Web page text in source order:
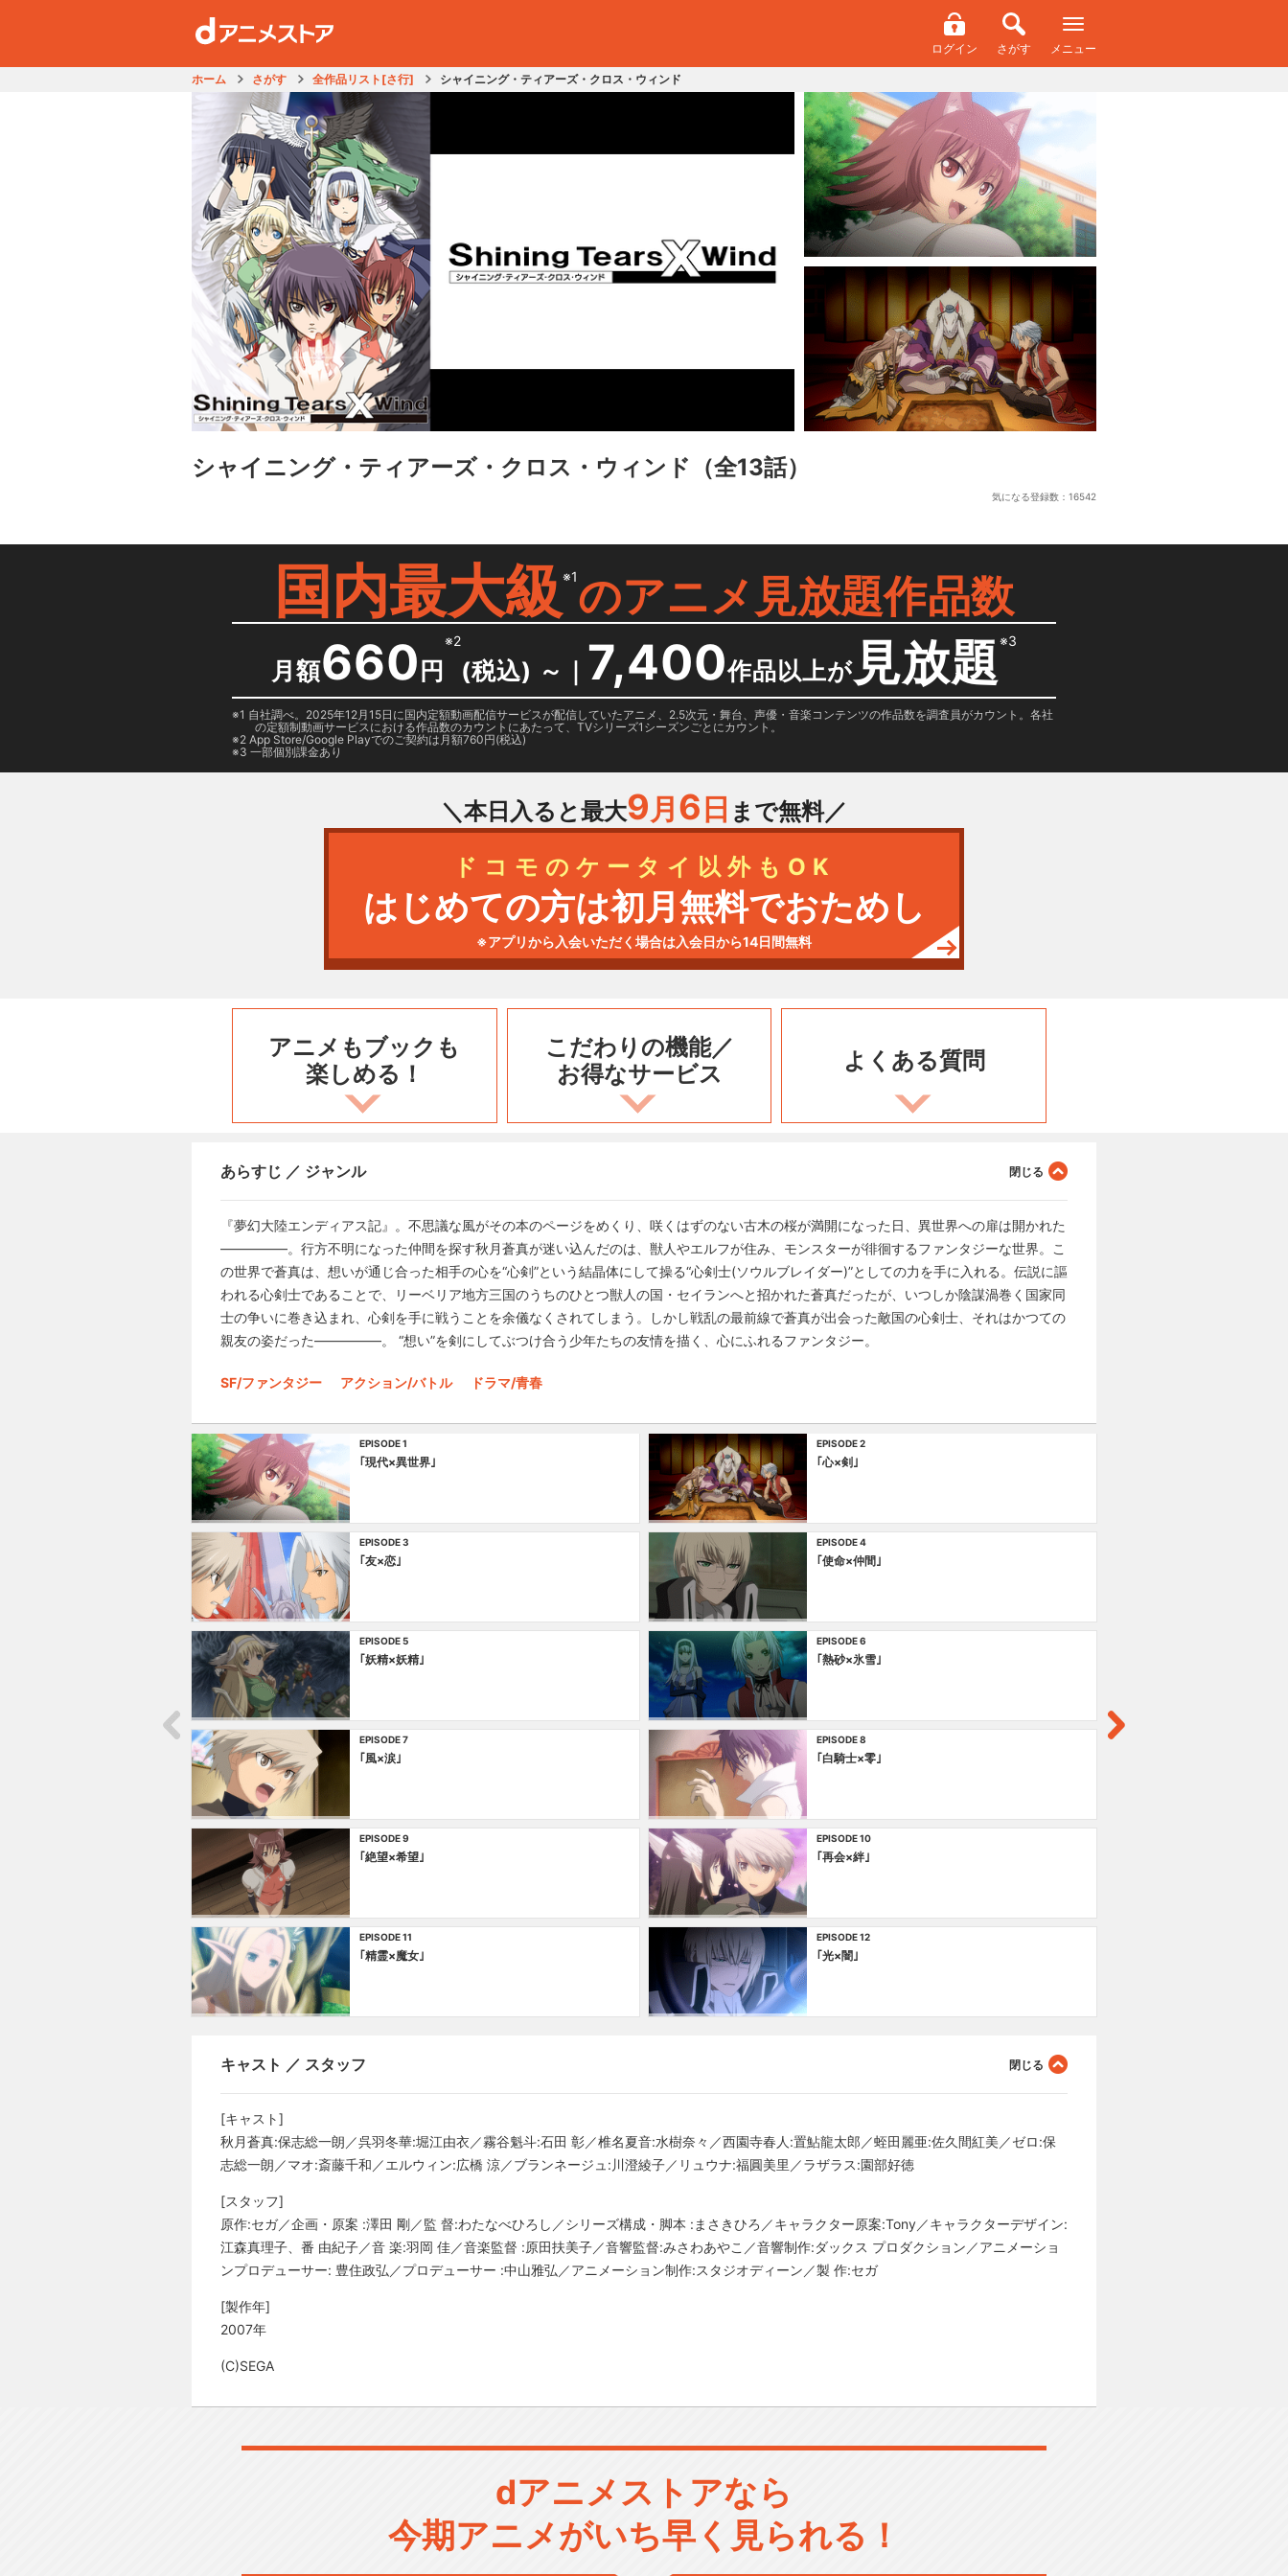
ログイン さがす メニュー
ホーム さがす 全作品リスト[さ行] シャイニング・ティアーズ・クロス・ウィンド
シャイニング・ティアーズ・クロス・ウィンド （全13話）
気になる登録数： 16542
国内最大級 ※1のアニメ見放題作品数
月額660 円
※2
(税込) ～ ｜ 7,400作品以上が 見放題※3
1 自社調べ。2025年12月15日に国内定額動画配信サービスが配信していたアニメ、2.5次元・舞台、声優・音楽コンテンツの作品数を調査員がカウント。各社
の定額制動画サービスにおける作品数のカウントにあたって、TVシリーズ1シーズンごとにカウント。
2 App Store/Google Playでのご契約は月額760円(税込)
3 一部個別課金あり
＼本日入ると最大9月 6 日 まで無料／
ドコモのケータイ以外もOK
はじめての方は初月無料でおためし
※アプリから入会いただく場合は入会日から14日間無料
アニメもブックも
楽しめる！
こだわりの機能／
お得なサービス
よくある質問
あらすじ ／ ジャンル
『夢幻大陸エンディアス記』。不思議な風がその本のページをめくり、咲くはずのない古木の桜が満開になった日、異世界への扉は開かれた
―――――。行方不明になった仲間を探す秋月蒼真が迷い込んだのは、獣人やエルフが住み、モンスターが徘徊するファンタジーな世界。こ
の世界で蒼真は、想いが通じ合った相手の心を“心剣”という結晶体にして操る“心剣士(ソウルブレイダー)”としての力を手に入れる。伝説に謳
われる心剣士であることで、リーベリア地方三国のうちのひとつ獣人の国・セイランへと招かれた蒼真だったが、いつしか陰謀渦巻く国家同
士の争いに巻き込まれ、心剣を手に戦うことを余儀なくされてしまう。しかし戦乱の最前線で蒼真が出会った敵国の心剣士、それはかつての
親友の姿だった―――――。 “想い”を剣にしてぶつけ合う少年たちの友情を描く、心にふれるファンタジー。
SF/ファンタジー アクション/バトル ドラマ/青春
EPISODE 1
｢現代×異世界｣
EPISODE 2
｢心×剣｣
EPISODE 3
｢友×恋｣
EPISODE 4
｢使命×仲間｣
EPISODE 5
｢妖精×妖精｣
EPISODE 6
｢熱砂×氷雪｣
EPISODE 7
｢風×涙｣
EPISODE 8
｢白騎士×零｣
EPISODE 9
｢絶望×希望｣
EPISODE 10
｢再会×絆｣
EPISODE 11
｢精霊×魔女｣
EPISODE 12
｢光×闇｣
キャスト ／ スタッフ
[キャスト]
秋月蒼真:保志総一朗／呉羽冬華:堀江由衣／霧谷魁斗:石田 彰／椎名夏音:水樹奈々／西園寺春人:置鮎龍太郎／蛭田麗亜:佐久間紅美／ゼロ:保
志総一朗／マオ:斎藤千和／エルウィン:広橋 涼／ブランネージュ:川澄綾子／リュウナ:福圓美里／ラザラス:園部好徳
[スタッフ]
原作:セガ／企画・原案 :澤田 剛／監 督:わたなべひろし／シリーズ構成・脚本 :まさきひろ／キャラクター原案:Tony／キャラクターデザイン:
江森真理子、番 由紀子／音 楽:羽岡 佳／音楽監督 :原田扶美子／音響監督:みさわあやこ／音響制作:ダックス プロダクション／アニメーショ
ンプロデューサー: 豊住政弘／プロデューサー :中山雅弘／アニメーション制作:スタジオディーン／製 作:セガ
[製作年]
2007年
(C)SEGA
dアニメストアなら
今期アニメがいち早く見られる！